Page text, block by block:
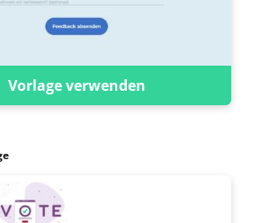
Vorlage verwenden